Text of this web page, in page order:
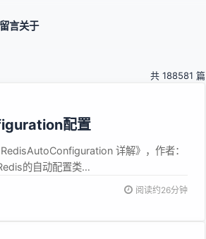
言关于
共 188581 篇
配置
详解》，作者：
的自动配置类
Spring Data Redis是Spring Data家...
阅读约26分钟